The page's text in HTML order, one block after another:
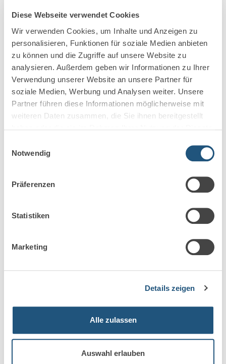
Diese Webseite verwendet Cookies
Wir verwenden Cookies, um Inhalte und Anzeigen zu
personalisieren, Funktionen für soziale Medien anbieten
zu können und die Zugriffe auf unsere Website zu
analysieren. Außerdem geben wir Informationen zu Ihrer
Verwendung unserer Website an unsere Partner für
soziale Medien, Werbung und Analysen weiter. Unsere
Partner führen diese Informationen möglicherweise mit
weiteren Daten zusammen, die Sie ihnen bereitgestellt
Notwendig
Präferenzen
Statistiken
Marketing
Details zeigen
Alle zulassen
Auswahl erlauben
Haftung für frühere Berufsfehler und Schäden bei
Eintritt in eine Sozietät oder Partnerschaft Der
Eintritt in eine Sozietät oder
Partnerschaftsgesellschaft […]
Mehr erfahren
Berufshaftpflicht für Anwälte und
Steuerberatern auf Die Markel Corporation ist ein
seit 1930 bestehender US-Spezialversicherer für